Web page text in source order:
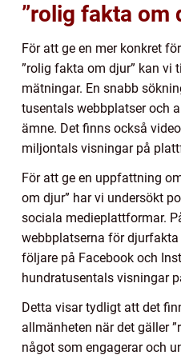
”rolig fakta om
För att ge en mer konkret
”rolig fakta om djur” kan vi
mätningar. En snabb
tusentals webbplatser och
ämne. Det finns också
miljontals visningar på
För att ge en uppfattning
om djur” har vi undersökt
sociala medieplattformar.
webbplatserna för
följare på Facebook och
hundratusentals visningar
Detta visar tydligt att det
allmänheten när det gäller
något som engagerar och